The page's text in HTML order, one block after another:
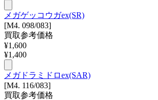
メガゲッコウガex(SR)
[M4. 098/083]
買取参考価格
¥1,600
¥1,400
メガドラミドロex(SAR)
[M4. 116/083]
買取参考価格